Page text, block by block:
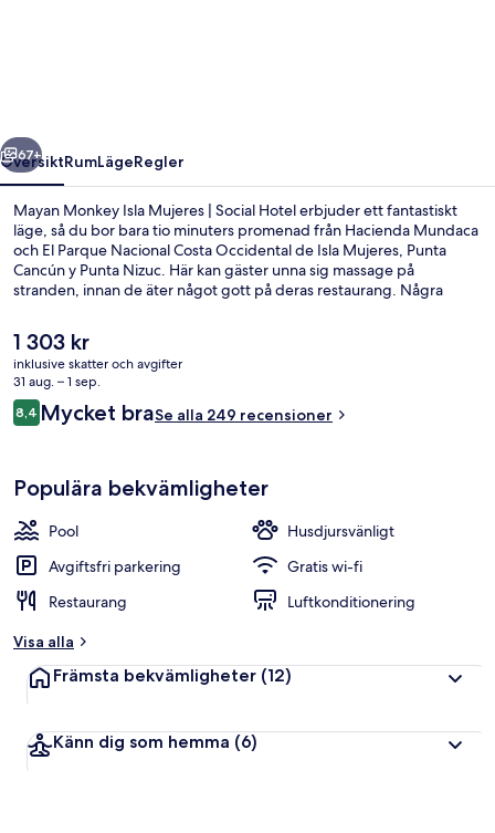
Hotel
Nästa
67+
ÖversiktRumLägeRegler
Mayan Monkey Isla Mujeres | Social Hotel erbjuder ett fantastiskt
läge, så du bor bara tio minuters promenad från Hacienda Mundaca
och El Parque Nacional Costa Occidental de Isla Mujeres, Punta
Cancún y Punta Nizuc. Här kan gäster unna sig massage på
stranden, innan de äter något gott på deras restaurang. Några
och en snackbar/deli.
Det
nuvarande
priset
är
1 303 kr
1 303 kr
inklusive skatter och avgifter
31 aug. – 1 sep.
Recensioner
8,48,4 av 10,
Mycket braSe alla 249 recensioner
Populära bekvämligheter
Pool
Husdjursvänligt
Avgiftsfri parkering
Gratis wi-fi
Restaurang
Luftkonditionering
Visa alla
Främsta bekvämligheter (12)
Känn dig som hemma (6)